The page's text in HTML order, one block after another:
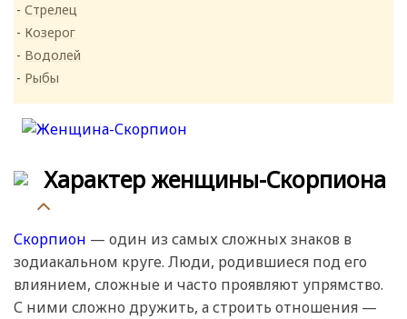
Стрелец
Козерог
Водолей
Рыбы
Характер женщины-Скорпиона
Скорпион — один из самых сложных знаков в
зодиакальном круге. Люди, родившиеся под его
влиянием, сложные и часто проявляют упрямство.
С ними сложно дружить, а строить отношения —